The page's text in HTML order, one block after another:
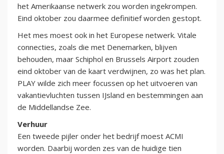
het Amerikaanse netwerk zou worden ingekrompen.
Eind oktober zou daarmee definitief worden gestopt.
Het mes moest ook in het Europese netwerk. Vitale
connecties, zoals die met Denemarken, blijven
behouden, maar Schiphol en Brussels Airport zouden
eind oktober van de kaart verdwijnen, zo was het plan.
PLAY wilde zich meer focussen op het uitvoeren van
vakantievluchten tussen IJsland en bestemmingen aan
de Middellandse Zee.
Verhuur
Een tweede pijler onder het bedrijf moest ACMI
worden. Daarbij worden zes van de huidige tien